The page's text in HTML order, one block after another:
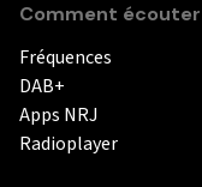
Comment écouter
Fréquences
DAB+
Apps NRJ
Radioplayer